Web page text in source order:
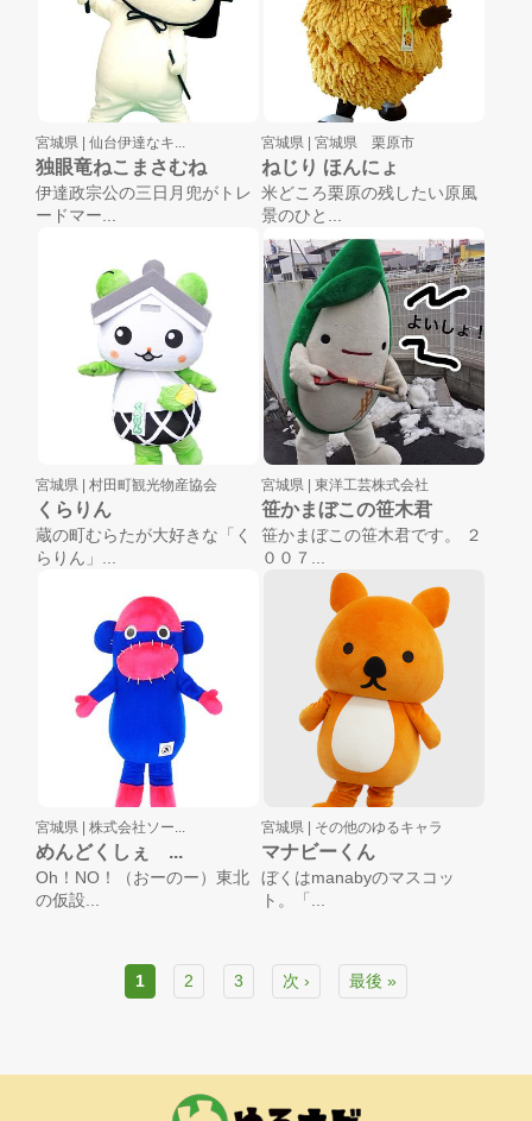
宮城県 | 仙台伊達なキ...
独眼竜ねこまさむね
伊達政宗公の三日月兜がトレ
ードマー...
宮城県 | 宮城県 栗原市
ねじり ほんにょ
米どころ栗原の残したい原風
景のひと...
宮城県 | 村田町観光物産協会
くらりん
蔵の町むらたが大好きな「く
らりん」...
宮城県 | 東洋工芸株式会社
笹かまぼこの笹木君
笹かまぼこの笹木君です。 ２
００７...
宮城県 | 株式会社ソー...
めんどくしぇ ...
Oh！NO！（おーのー）東北
の仮設...
宮城県 | その他のゆるキャラ
マナビーくん
ぼくはmanabyのマスコッ
ト。「...
1 2 3 次 › 最後 »